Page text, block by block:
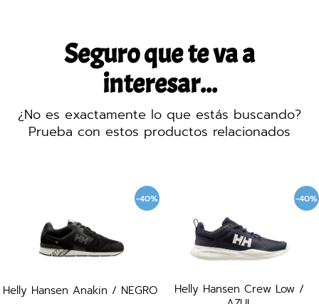
Seguro que te va a
interesar...
¿No es exactamente lo que estás buscando?
Prueba con estos productos relacionados
-40%
Helly Hansen Anakin / NEGRO
-40%
Helly Hansen Crew Low /